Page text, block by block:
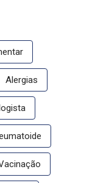
Alergias